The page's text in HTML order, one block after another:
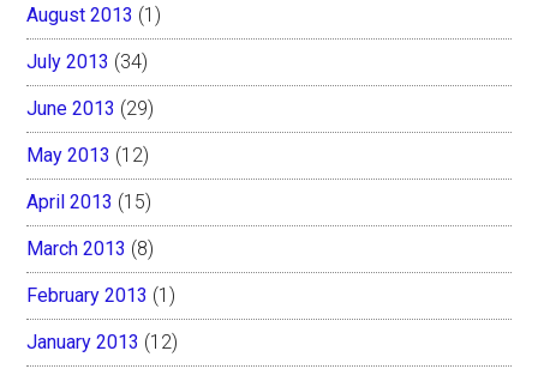
August 2013 (1)
July 2013 (34)
June 2013 (29)
May 2013 (12)
April 2013 (15)
March 2013 (8)
February 2013 (1)
January 2013 (12)